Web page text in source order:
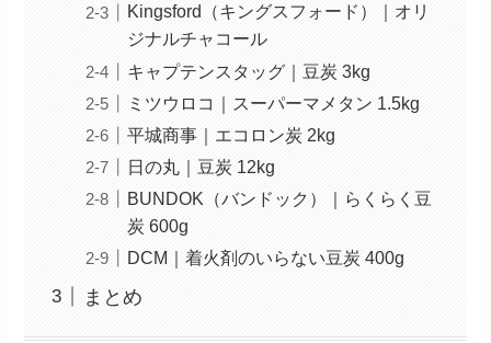
Kingsford（キングスフォード）｜オリ
ジナルチャコール
キャプテンスタッグ｜豆炭 3kg
ミツウロコ｜スーパーマメタン 1.5kg
平城商事｜エコロン炭 2kg
日の丸｜豆炭 12kg
BUNDOK（バンドック）｜らくらく豆
炭 600g
DCM｜着火剤のいらない豆炭 400g
まとめ